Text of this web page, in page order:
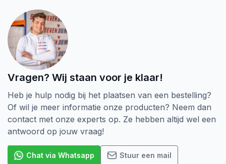
Vragen? Wij staan voor je klaar!
Heb je hulp nodig bij het plaatsen van een bestelling?
Of wil je meer informatie onze producten? Neem dan
contact met onze experts op. Ze hebben altijd wel een
antwoord op jouw vraag!
Chat via Whatsapp Stuur een mail